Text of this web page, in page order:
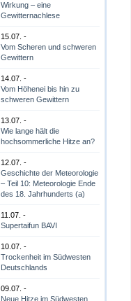
Wirkung – eine
Gewitternachlese
15.07. -
Vom Scheren und schweren
Gewittern
14.07. -
Vom Höhenei bis hin zu
schweren Gewittern
13.07. -
Wie lange hält die
hochsommerliche Hitze an?
12.07. -
Geschichte der Meteorologie
– Teil 10: Meteorologie Ende
des 18. Jahrhunderts (a)
11.07. -
Supertaifun BAVI
10.07. -
Trockenheit im Südwesten
Deutschlands
09.07. -
Neue Hitze im Südwesten